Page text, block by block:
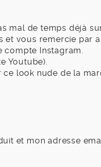
mal de temps déjà
et vous remercie par
compte Instagram.
Youtube).
look nude de la
et mon adresse